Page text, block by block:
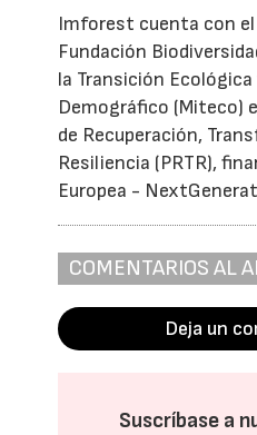
Imforest cuenta con el
Fundación
la Transición
Demográfico (Miteco)
de Recuperación,
Resiliencia (PRTR),
Europea -
COMENTARIOS AL
Deja un
Suscríbase a